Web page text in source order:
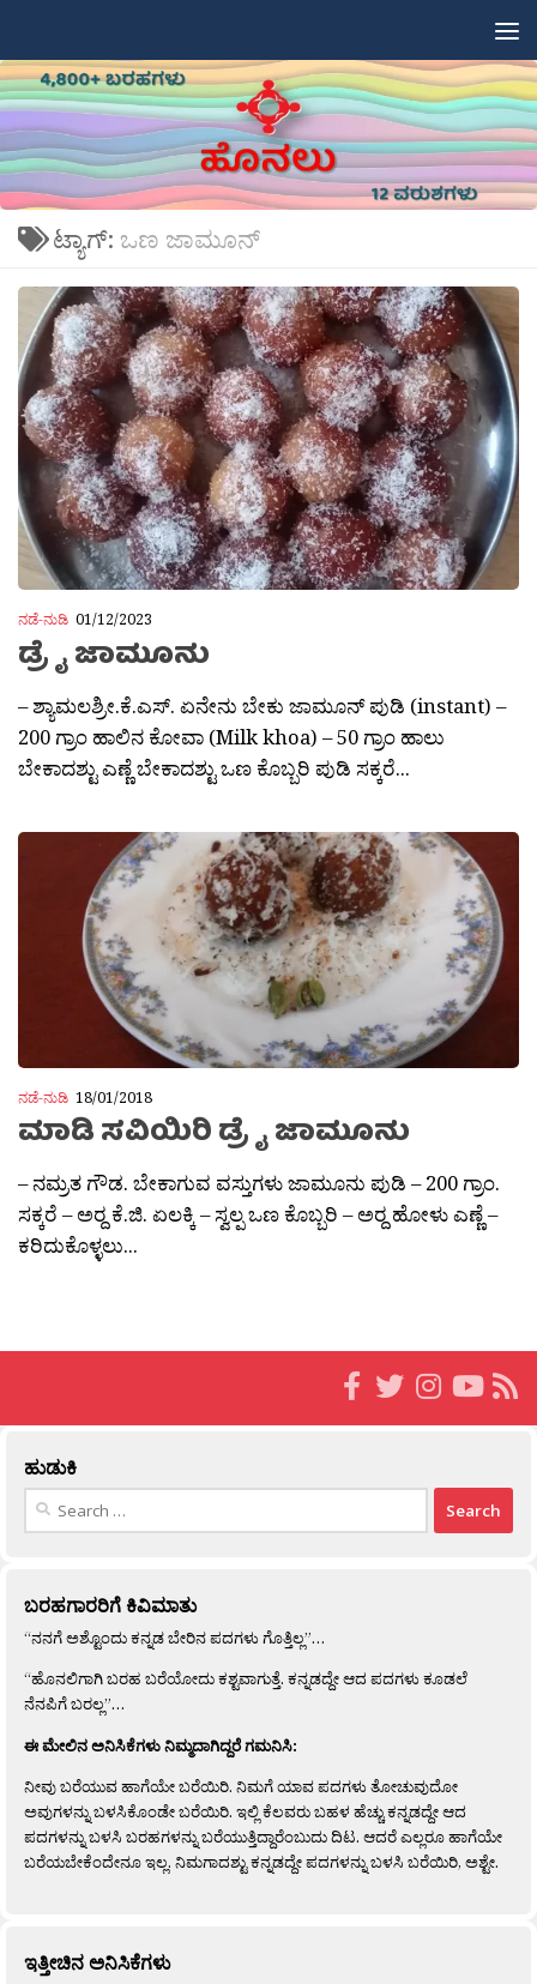
ಟ್ಯಾಗ್: ಒಣ ಜಾಮೂನ್
ನಡೆ-ನುಡಿ 01/12/2023
ಡ್ರೈ ಜಾಮೂನು
– ಶ್ಯಾಮಲಶ್ರೀ.ಕೆ.ಎಸ್. ಏನೇನು ಬೇಕು ಜಾಮೂನ್ ಪುಡಿ (instant) –
200 ಗ್ರಾಂ ಹಾಲಿನ ಕೋವಾ (Milk khoa) – 50 ಗ್ರಾಂ ಹಾಲು
ಬೇಕಾದಶ್ಟು ಎಣ್ಣೆ ಬೇಕಾದಶ್ಟು ಒಣ ಕೊಬ್ಬರಿ ಪುಡಿ ಸಕ್ಕರೆ...
ನಡೆ-ನುಡಿ 18/01/2018
ಮಾಡಿ ಸವಿಯಿರಿ ಡ್ರೈ ಜಾಮೂನು
– ನಮ್ರತ ಗೌಡ. ಬೇಕಾಗುವ ವಸ್ತುಗಳು ಜಾಮೂನು ಪುಡಿ – 200 ಗ್ರಾಂ.
ಸಕ್ಕರೆ – ಅರ‍್ದ ಕೆ.ಜಿ. ಏಲಕ್ಕಿ – ಸ್ವಲ್ಪ ಒಣ ಕೊಬ್ಬರಿ – ಅರ‍್ದ ಹೋಳು ಎಣ್ಣೆ –
ಕರಿದುಕೊಳ್ಳಲು...
ಹುಡುಕಿ
Search
ಬರಹಗಾರರಿಗೆ ಕಿವಿಮಾತು
“ನನಗೆ ಅಶ್ಟೊಂದು ಕನ್ನಡ ಬೇರಿನ ಪದಗಳು ಗೊತ್ತಿಲ್ಲ”…
“ಹೊನಲಿಗಾಗಿ ಬರಹ ಬರೆಯೋದು ಕಶ್ಟವಾಗುತ್ತೆ. ಕನ್ನಡದ್ದೇ ಆದ ಪದಗಳು ಕೂಡಲೆ
ನೆನಪಿಗೆ ಬರಲ್ಲ”…
ಈ ಮೇಲಿನ ಅನಿಸಿಕೆಗಳು ನಿಮ್ಮದಾಗಿದ್ದರೆ ಗಮನಿಸಿ:
ನೀವು ಬರೆಯುವ ಹಾಗೆಯೇ ಬರೆಯಿರಿ. ನಿಮಗೆ ಯಾವ ಪದಗಳು ತೋಚುವುದೋ
ಅವುಗಳನ್ನು ಬಳಸಿಕೊಂಡೇ ಬರೆಯಿರಿ. ಇಲ್ಲಿ ಕೆಲವರು ಬಹಳ ಹೆಚ್ಚು ಕನ್ನಡದ್ದೇ ಆದ
ಪದಗಳನ್ನು ಬಳಸಿ ಬರಹಗಳನ್ನು ಬರೆಯುತ್ತಿದ್ದಾರೆಂಬುದು ದಿಟ. ಆದರೆ ಎಲ್ಲರೂ ಹಾಗೆಯೇ
ಬರೆಯಬೇಕೆಂದೇನೂ ಇಲ್ಲ. ನಿಮಗಾದಶ್ಟು ಕನ್ನಡದ್ದೇ ಪದಗಳನ್ನು ಬಳಸಿ ಬರೆಯಿರಿ, ಅಶ್ಟೇ.
ಇತ್ತೀಚಿನ ಅನಿಸಿಕೆಗಳು